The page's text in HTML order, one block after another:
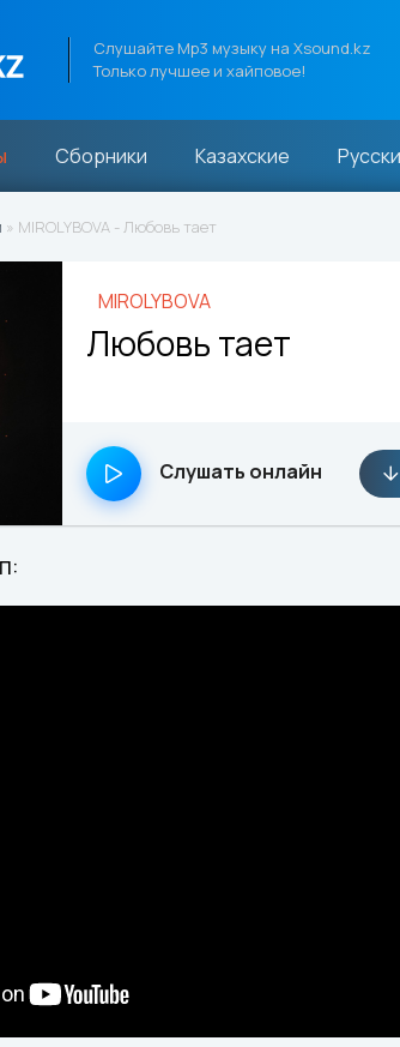
Слушайте Mp3 музыку на Xsound.kz
Только лучшее и хайповое!
Сборники Казахские
» MIROLYBOVA - Любовь тает
MIROLYBOVA
Любовь тает
Слушать онлайн